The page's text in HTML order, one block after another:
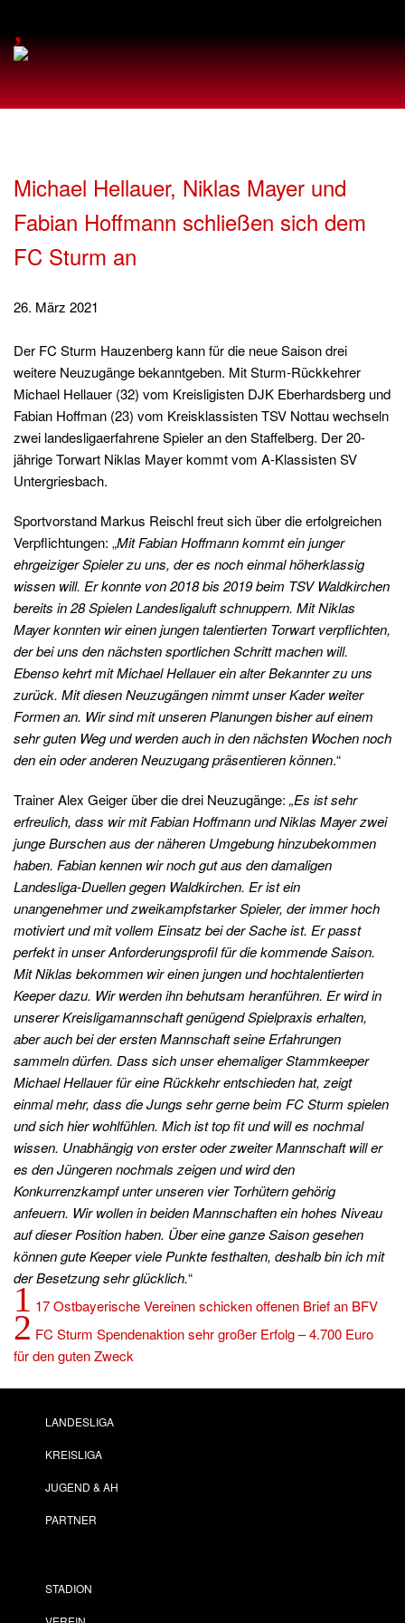
,
Michael Hellauer, Niklas Mayer und
Fabian Hoffmann schließen sich dem
FC Sturm an
26. März 2021
Der FC Sturm Hauzenberg kann für die neue Saison drei
weitere Neuzugänge bekanntgeben. Mit Sturm-Rückkehrer
Michael Hellauer (32) vom Kreisligisten DJK Eberhardsberg und
Fabian Hoffman (23) vom Kreisklassisten TSV Nottau wechseln
zwei landesligaerfahrene Spieler an den Staffelberg. Der 20-
jährige Torwart Niklas Mayer kommt vom A-Klassisten SV
Untergriesbach.
Sportvorstand Markus Reischl freut sich über die erfolgreichen
Verpflichtungen: „Mit Fabian Hoffmann kommt ein junger
ehrgeiziger Spieler zu uns, der es noch einmal höherklassig
wissen will. Er konnte von 2018 bis 2019 beim TSV Waldkirchen
bereits in 28 Spielen Landesligaluft schnuppern. Mit Niklas
Mayer konnten wir einen jungen talentierten Torwart verpflichten,
der bei uns den nächsten sportlichen Schritt machen will.
Ebenso kehrt mit Michael Hellauer ein alter Bekannter zu uns
zurück. Mit diesen Neuzugängen nimmt unser Kader weiter
Formen an. Wir sind mit unseren Planungen bisher auf einem
sehr guten Weg und werden auch in den nächsten Wochen noch
den ein oder anderen Neuzugang präsentieren können.“
Trainer Alex Geiger über die drei Neuzugänge: „Es ist sehr
erfreulich, dass wir mit Fabian Hoffmann und Niklas Mayer zwei
junge Burschen aus der näheren Umgebung hinzubekommen
haben. Fabian kennen wir noch gut aus den damaligen
Landesliga-Duellen gegen Waldkirchen. Er ist ein
unangenehmer und zweikampfstarker Spieler, der immer hoch
motiviert und mit vollem Einsatz bei der Sache ist. Er passt
perfekt in unser Anforderungsprofil für die kommende Saison.
Mit Niklas bekommen wir einen jungen und hochtalentierten
Keeper dazu. Wir werden ihn behutsam heranführen. Er wird in
unserer Kreisligamannschaft genügend Spielpraxis erhalten,
aber auch bei der ersten Mannschaft seine Erfahrungen
sammeln dürfen. Dass sich unser ehemaliger Stammkeeper
Michael Hellauer für eine Rückkehr entschieden hat, zeigt
einmal mehr, dass die Jungs sehr gerne beim FC Sturm spielen
und sich hier wohlfühlen. Mich ist top fit und will es nochmal
wissen. Unabhängig von erster oder zweiter Mannschaft will er
es den Jüngeren nochmals zeigen und wird den
Konkurrenzkampf unter unseren vier Torhütern gehörig
anfeuern. Wir wollen in beiden Mannschaften ein hohes Niveau
auf dieser Position haben. Über eine ganze Saison gesehen
können gute Keeper viele Punkte festhalten, deshalb bin ich mit
der Besetzung sehr glücklich.“
1 17 Ostbayerische Vereinen schicken offenen Brief an BFV
2 FC Sturm Spendenaktion sehr großer Erfolg – 4.700 Euro
für den guten Zweck
LANDESLIGA
KREISLIGA
JUGEND & AH
PARTNER
STADION